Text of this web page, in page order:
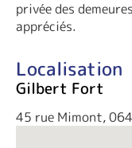
privée des
appréciés.
Localisation
Gilbert Fort
45 rue Mimont,